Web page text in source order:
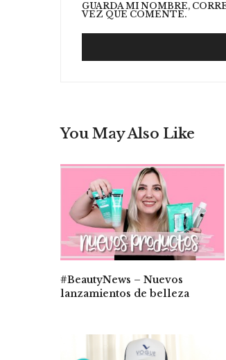
GUARDA MI NOMBRE,
VEZ QUE COMENTE.
You May Also Like
#BeautyNews – Nuevos
lanzamientos de belleza